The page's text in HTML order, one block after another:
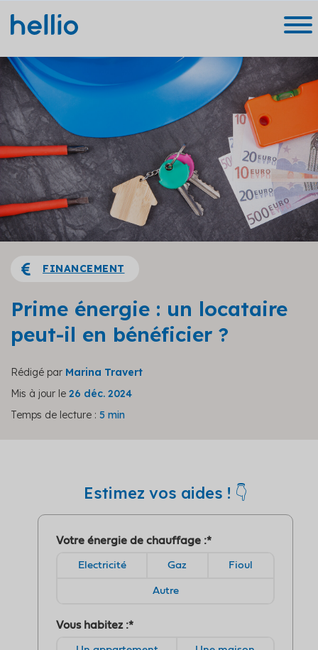
FINANCEMENT
Prime énergie : un locataire
peut-il en bénéficier ?
Rédigé par Marina Travert
Mis à jour le 26 déc. 2024
Temps de lecture : 5 min
Estimez vos aides ! 👇